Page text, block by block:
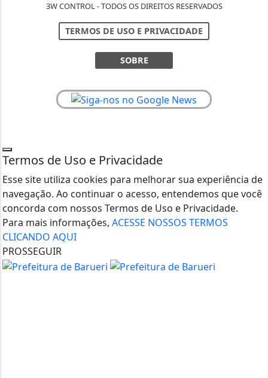
3W CONTROL - TODOS OS DIREITOS RESERVADOS
TERMOS DE USO E PRIVACIDADE
SOBRE
Termos de Uso e Privacidade
Esse site utiliza cookies para melhorar sua experiência de
navegação. Ao continuar o acesso, entendemos que você
concorda com nossos Termos de Uso e Privacidade.
Para mais informações,ACESSE NOSSOS TERMOS
CLICANDO AQUI
PROSSEGUIR